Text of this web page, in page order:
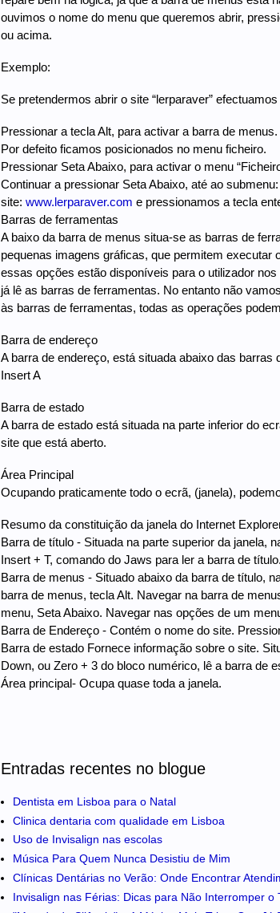
ouvimos o nome do menu que queremos abrir,
ou acima.
Exemplo:
Se pretendermos abrir o site “lerparaver”
Pressionar a tecla Alt, para activar a barra de menus.
Por defeito ficamos posicionados no menu ficheiro.
Pressionar Seta Abaixo, para activar o menu
Continuar a pressionar Seta Abaixo, até ao
site: www.lerparaver.com e pressionamos a tecla
Barras de ferramentas
A baixo da barra de menus situa-se as barras de
pequenas imagens gráficas, que permitem
essas opções estão disponíveis para o utilizador
já lê as barras de ferramentas. No entanto não
às barras de ferramentas, todas as operações
Barra de endereço
A barra de endereço, está situada abaixo das
Insert A
Barra de estado
A barra de estado está situada na parte inferior do
site que está aberto.
Área Principal
Ocupando praticamente todo o ecrã, (janela),
Resumo da constituição da janela do Internet
Barra de título - Situada na parte superior da janela,
Insert + T, comando do Jaws para ler a barra de título.
Barra de menus - Situado abaixo da barra de título,
barra de menus, tecla Alt. Navegar na barra de
menu, Seta Abaixo. Navegar nas opções de um
Barra de Endereço - Contém o nome do site.
Barra de estado Fornece informação sobre o site.
Down, ou Zero + 3 do bloco numérico, lê a barra de
Área principal- Ocupa quase toda a janela.
Entradas recentes no blogue
Dentista em Lisboa para o Natal
Clinica dentaria com qualidade em Lisboa
Uso de Invisalign nas escolas
Música Para Quem Nunca Desistiu de Mim
Clínicas Dentárias no Verão: Onde Encontrar
Invisalign nas Férias: Dicas para Não Interromper o